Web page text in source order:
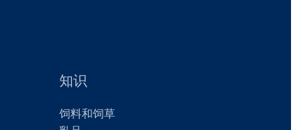
知识
饲料和饲草